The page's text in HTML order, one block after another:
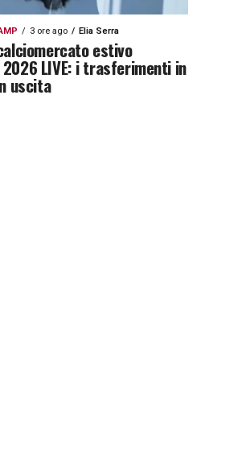
3 ore ago Elia Serra
estivo
2026 LIVE: i trasferimenti in
uscita